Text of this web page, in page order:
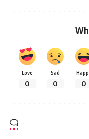
Love
0
Sad
0 0